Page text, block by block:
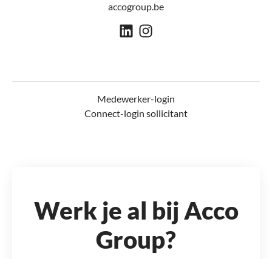
accogroup.be
Medewerker-login
Connect-login sollicitant
Werk je al bij Acco
Group?